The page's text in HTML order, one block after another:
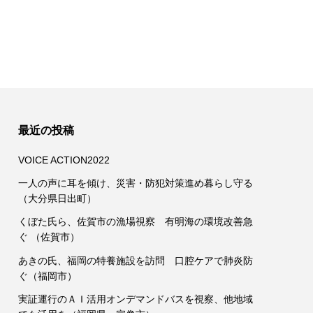
最近の投稿
VOICE ACTION2022
一人の声に耳を傾け、災害・防犯対策進め暮らし守る
（大分県日出町）
くぼた氏ら、佐賀市の漁場視察 有明海の環境改善急
ぐ （佐賀市）
あきの氏、福岡の特養施設を訪問 口腔ケアで肺炎防
ぐ（福岡市）
実証運行のＡＩ活用オンデマンドバスを視察、他地域